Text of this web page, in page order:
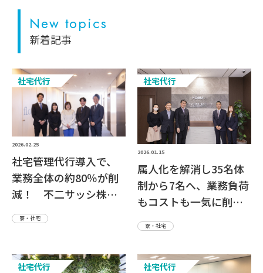
New topics
新着記事
社宅代行
2026.02.25
社宅管理代行導入で、
業務全体の約80％が削
減！ 不二サッシ株式
会社さま
寮・社宅
社宅代行
2026.01.15
属人化を解消し35名体
制から7名へ、業務負荷
もコストも一気に削
減！ 野村證券株式会
社さま
寮・社宅
社宅代行 社宅代行